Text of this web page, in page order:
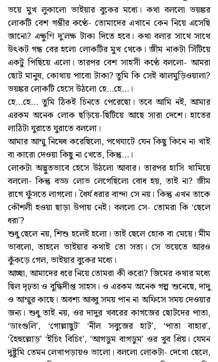
ভয়ে মুখ লুকালো ভাইয়ার বুকের মধ্যে। কথা বললো ভয়ঙ্কর
লোকটি বেশ গম্ভীর কণ্ঠে- তোমাদের এখানে কেন নিয়ে এসেছি
জানো? এক্ষুণি দু’লক্ষ টাকা দিতে হবে। কথা বলার সাথে সাথে
উৎকট গন্ধ বের হলো লোকটির মুখ থেকে। জীম নাকটা সিঁটিয়ে
একটু পিছিয়ে এলো। তারপর বেশ সাহসী কণ্ঠে বললো- আমরা
ছোট মানুষ, কোথায় পাবো টাকা? তুমি কি সেই ঝালমুড়িওয়ালা?
ভয়ঙ্কর লোকটি হেসে উঠলো হে…হে…।
হে…হে… তুমি ঠিকই চিনতে পেরেছো। তবে আমি নই, আমার
এরকম অনেক লোক ছড়িয়ে-ছিটিয়ে আছে সারা দেশে। হাতের
লাঠিটা ঘুরাতে ঘুরাতে বললো।
আমার আম্মু নিষেধ করেছিলো, পথেঘাটে যেন কিছু কিনে না খাই
বা কারো দেওয়া কিছু না খেতে, কিন্তু…।
লোকটা অদ্ভুতভাবে হেসে উঠলো আবার। তারপর হাসি থামিয়ে
বললো- কিন্তু বড্ড লোভ লেগেছিলো বোধ হয়, তাই না? জীম
রাগে ফুঁসতে লাগলো। ধৈর্য ধরার বান্দা সে নয়। কিন্তু এখন তাকে
কৌশলী হওয়া ছাড়া উপায় নেই। বললো সে- তোমরা কি ‘ছেলে
ধরা’?
শুধু ছেলে নয়, শিশু হলেই হলো। তাই ছেলে হোক বা মেয়ে। মীম
ভাবলো, তাহলে ভাইয়ার কথাই তো সত্য। সে ভয়েতে আরও
কুঁকড়ে গেল, ভাইয়ার বুকের মধ্যে।
আচ্ছা, আমাদের ধরে নিয়ে তোমরা কী করো? জিমের কথার মধ্যে
ছিল দৃঢ়তা ও বুদ্ধিদীপ্ত সাহস। ও এরকম অনেক গল্প শুনেছে, দাদু
ও আম্মুর কাছে। অবশ্য আব্বু সময় পান না অফিসে সময় দেওয়ার
জন্য। শুধু তাই নয়, ওর দাদুর খবরের কাগজের ছোটদের পাতা,
‘ডাংগুলি’, ‘গোল্লাছুট’ ‘নীল সবুজের হাট’, ‘পাতা বাহার’,
‘হৈহুল্লোড়’ ‘ইচিং বিচিং’, ‘আগডুম বাগডুম’ ওর খুব প্রিয়। যেমন
দুষ্টুমি তেমন লেখাপড়ায়ও ভালো। বললো লোকটা- দেখো ছেলে,